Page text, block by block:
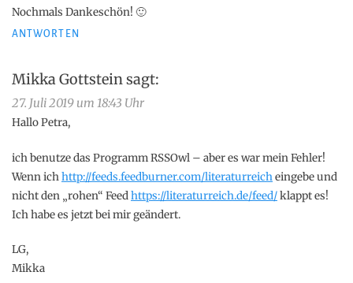
Nochmals Dankeschön! 🙂
ANTWORTEN
Mikka Gottsteinsagt:
27. Juli 2019 um 18:43 Uhr
Hallo Petra,
ich benutze das Programm RSSOwl – aber es war mein Fehler!
Wenn ichhttp://feeds.feedburner.com/literaturreicheingebe und
nicht den „rohen“ Feedhttps://literaturreich.de/feed/klappt es!
Ich habe es jetzt bei mir geändert.
LG,
Mikka